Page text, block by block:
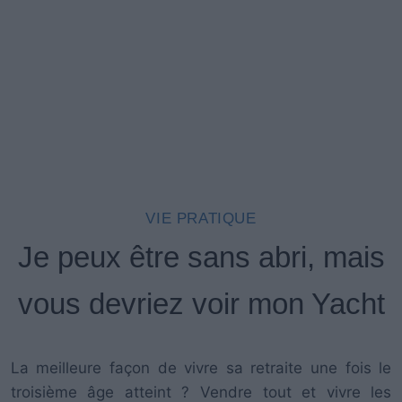
VIE PRATIQUE
Je peux être sans abri, mais
vous devriez voir mon Yacht
La meilleure façon de vivre sa retraite une fois le
troisième âge atteint ? Vendre tout et vivre les